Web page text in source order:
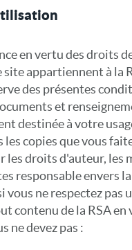
en vertu des droits
appartiennent à la
des présentes
et
destinée à votre
copies que vous
droits d'auteur, les
responsable envers
ne respectez pas
contenu de la RSA en
ne devez pas :